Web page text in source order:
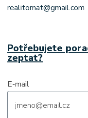
realitomat@gmail.com
Potřebujete
zeptat?
E-mail